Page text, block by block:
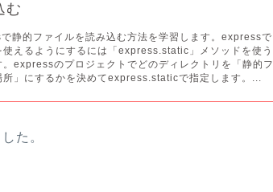
む
静的ファイルを読み込む方法を学習します。expressで
使えるようにするには「express.static」メソッドを使う
。expressのプロジェクトでどのディレクトリを「静的フ
所」にするかを決めてexpress.staticで指定します。...
た。